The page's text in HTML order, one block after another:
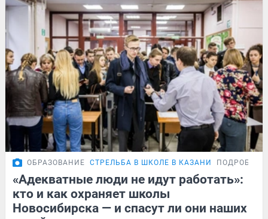
ОБРАЗОВАНИЕ СТРЕЛЬБА В ШКОЛЕ В КАЗАНИ
«Адекватные люди не идут работать»:
кто и как охраняет школы
Новосибирска — и спасут ли они наших